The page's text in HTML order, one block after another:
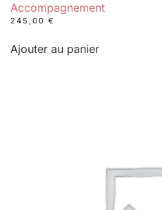
Accompagnement
245,00 €
Ajouter au panier